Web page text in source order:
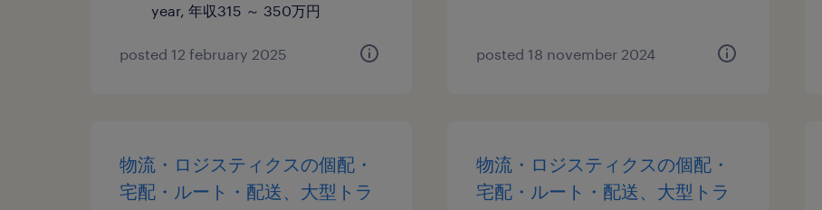
year, 年収315 ～ 350万円
posted 12 february 2025 posted 18 november 2024
物流・ロジスティクスの個配・
宅配・ルート・配送、大型トラ
物流・ロジスティクスの個配・
宅配・ルート・配送、大型トラ